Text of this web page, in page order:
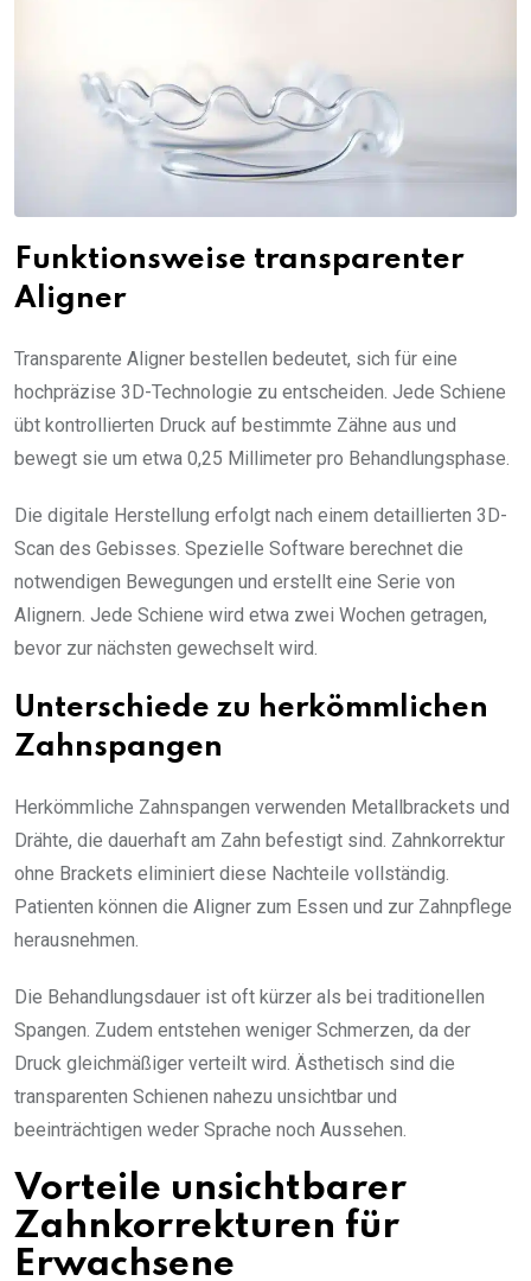
Funktionsweise transparenter
Aligner
Transparente Aligner bestellen bedeutet, sich für eine
hochpräzise 3D-Technologie zu entscheiden. Jede Schiene
übt kontrollierten Druck auf bestimmte Zähne aus und
bewegt sie um etwa 0,25 Millimeter pro Behandlungsphase.
Die digitale Herstellung erfolgt nach einem detaillierten 3D-
Scan des Gebisses. Spezielle Software berechnet die
notwendigen Bewegungen und erstellt eine Serie von
Alignern. Jede Schiene wird etwa zwei Wochen getragen,
bevor zur nächsten gewechselt wird.
Unterschiede zu herkömmlichen
Zahnspangen
Herkömmliche Zahnspangen verwenden Metallbrackets und
Drähte, die dauerhaft am Zahn befestigt sind. Zahnkorrektur
ohne Brackets eliminiert diese Nachteile vollständig.
Patienten können die Aligner zum Essen und zur Zahnpflege
herausnehmen.
Die Behandlungsdauer ist oft kürzer als bei traditionellen
Spangen. Zudem entstehen weniger Schmerzen, da der
Druck gleichmäßiger verteilt wird. Ästhetisch sind die
transparenten Schienen nahezu unsichtbar und
beeinträchtigen weder Sprache noch Aussehen.
Vorteile unsichtbarer
Zahnkorrekturen für
Erwachsene